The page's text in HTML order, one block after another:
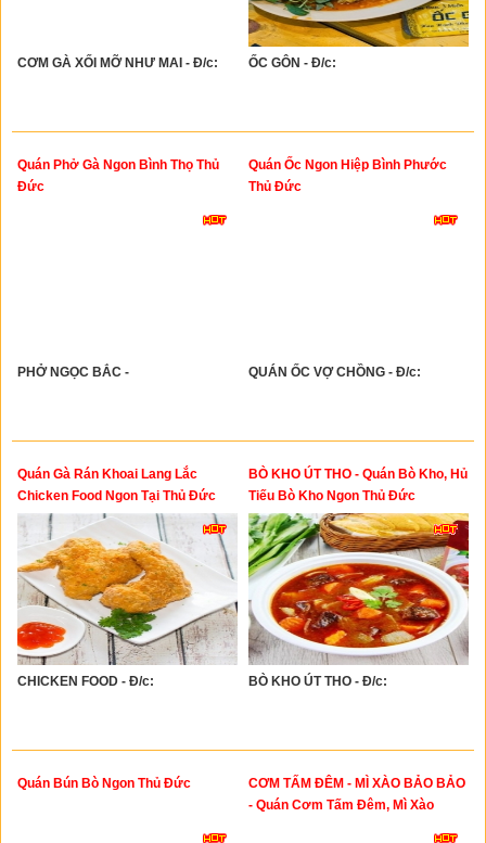
CƠM GÀ XỐI MỠ NHƯ MAI - Đ/c: ỐC GÔN - Đ/c:
Quán Phở Gà Ngon Bình Thọ Thủ
Đức
PHỞ NGỌC BẮC -
Quán Ốc Ngon Hiệp Bình Phước
Thủ Đức
QUÁN ỐC VỢ CHỒNG - Đ/c:
Quán Gà Rán Khoai Lang Lắc
Chicken Food Ngon Tại Thủ Đức
CHICKEN FOOD - Đ/c:
BÒ KHO ÚT THO - Quán Bò Kho, Hủ
Tiếu Bò Kho Ngon Thủ Đức
BÒ KHO ÚT THO - Đ/c:
Quán Bún Bò Ngon Thủ Đức
CƠM TẤM ĐÊM - MÌ XÀO BẢO BẢO
- Quán Cơm Tấm Đêm, Mì Xào